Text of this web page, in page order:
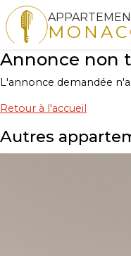
Annonce non
L'annonce demandée
Retour à l'accueil
Autres